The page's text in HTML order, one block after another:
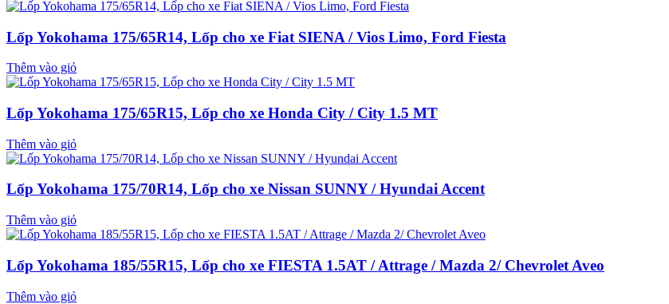
Lốp Yokohama 175/65R14, Lốp cho xe Fiat SIENA / Vios Limo, Ford Fiesta
Thêm vào giỏ
Lốp Yokohama 175/65R15, Lốp cho xe Honda City / City 1.5 MT
Thêm vào giỏ
Lốp Yokohama 175/70R14, Lốp cho xe Nissan SUNNY / Hyundai Accent
Thêm vào giỏ
Lốp Yokohama 185/55R15, Lốp cho xe FIESTA 1.5AT / Attrage / Mazda 2/ Chevrolet Aveo
Thêm vào giỏ